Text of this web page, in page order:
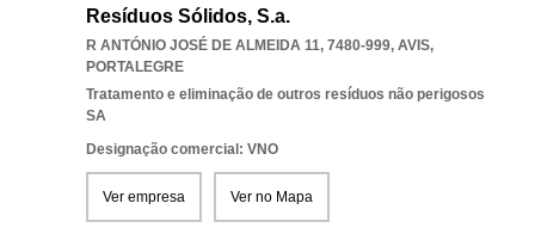
Resíduos Sólidos, S.a.
R ANTÓNIO JOSÉ DE ALMEIDA 11, 7480-999, AVIS,
PORTALEGRE
Tratamento e eliminação de outros resíduos não perigosos
SA
Designação comercial: VNO
Ver empresa Ver no Mapa